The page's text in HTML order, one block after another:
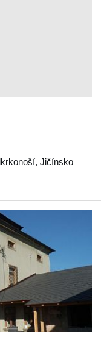
, Jičínsko